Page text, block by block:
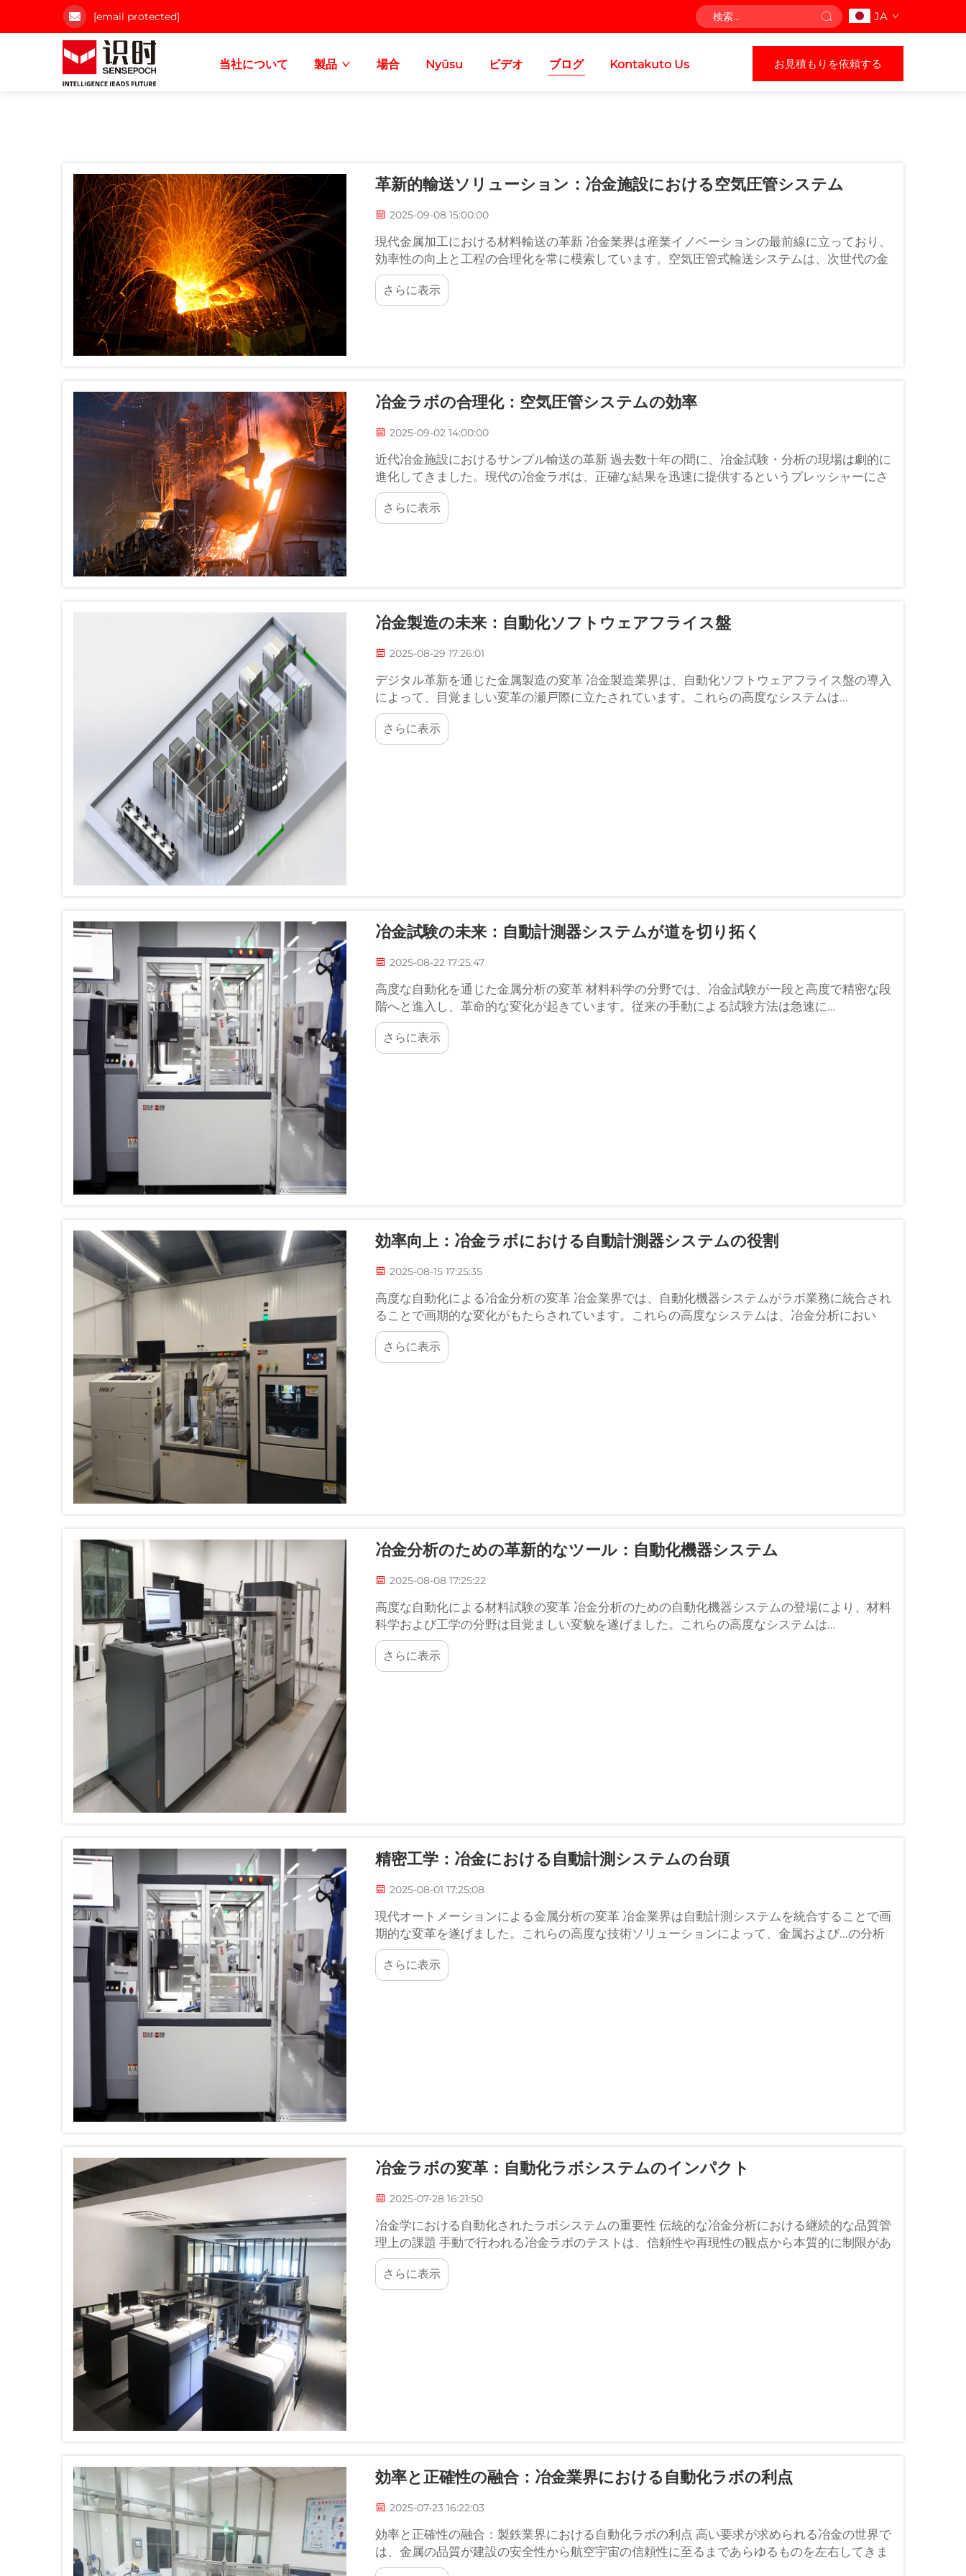
[email protected] JA
当社について 製品 場合 Nyūsu ビデオ ブログ Kontakuto Us お見積もりを依頼する
革新的輸送ソリューション：冶金施設における空気圧管システム
2025-09-08 15:00:00
現代金属加工における材料輸送の革新 冶金業界は産業イノベーションの最前線に立っており、
効率性の向上と工程の合理化を常に模索しています。空気圧管式輸送システムは、次世代の金
属加工プロセスにおいて...
さらに表示
冶金ラボの合理化：空気圧管システムの効率
2025-09-02 14:00:00
近代冶金施設におけるサンプル輸送の革新 過去数十年の間に、冶金試験・分析の現場は劇的に
進化してきました。現代の冶金ラボは、正確な結果を迅速に提供するというプレッシャーにさ
らされています。空気圧管式輸送システムが登場したことで...
さらに表示
冶金製造の未来：自動化ソフトウェアフライス盤
2025-08-29 17:26:01
デジタル革新を通じた金属製造の変革 冶金製造業界は、自動化ソフトウェアフライス盤の導入
によって、目覚ましい変革の瀬戸際に立たされています。これらの高度なシステムは...
さらに表示
冶金試験の未来：自動計測器システムが道を切り拓く
2025-08-22 17:25:47
高度な自動化を通じた金属分析の変革 材料科学の分野では、冶金試験が一段と高度で精密な段
階へと進入し、革命的な変化が起きています。従来の手動による試験方法は急速に...
さらに表示
効率向上：冶金ラボにおける自動計測器システムの役割
2025-08-15 17:25:35
高度な自動化による冶金分析の変革 冶金業界では、自動化機器システムがラボ業務に統合され
ることで画期的な変化がもたらされています。これらの高度なシステムは、冶金分析におい
て...
さらに表示
冶金分析のための革新的なツール：自動化機器システム
2025-08-08 17:25:22
高度な自動化による材料試験の変革 冶金分析のための自動化機器システムの登場により、材料
科学および工学の分野は目覚ましい変貌を遂げました。これらの高度なシステムは...
さらに表示
精密工学：冶金における自動計測システムの台頭
2025-08-01 17:25:08
現代オートメーションによる金属分析の変革 冶金業界は自動計測システムを統合することで画
期的な変革を遂げました。これらの高度な技術ソリューションによって、金属および...の分析
方法が再定義されました。
さらに表示
冶金ラボの変革：自動化ラボシステムのインパクト
2025-07-28 16:21:50
冶金学における自動化されたラボシステムの重要性 伝統的な冶金分析における継続的な品質管
理上の課題 手動で行われる冶金ラボのテストは、信頼性や再現性の観点から本質的に制限があ
ります。
さらに表示
効率と正確性の融合：冶金業界における自動化ラボの利点
2025-07-23 16:22:03
効率と正確性の融合：製鉄業界における自動化ラボの利点​ 高い要求が求められる冶金の世界で
は、金属の品質が建設の安全性から航空宇宙の信頼性に至るまであらゆるものを左右してきま
した。これまでの検査作業は...